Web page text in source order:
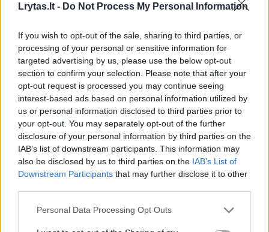
Lrytas.lt - Do Not Process My Personal Information
If you wish to opt-out of the sale, sharing to third parties, or
processing of your personal or sensitive information for
targeted advertising by us, please use the below opt-out
section to confirm your selection. Please note that after your
opt-out request is processed you may continue seeing
interest-based ads based on personal information utilized by
us or personal information disclosed to third parties prior to
your opt-out. You may separately opt-out of the further
disclosure of your personal information by third parties on the
IAB’s list of downstream participants. This information may
also be disclosed by us to third parties on the IAB’s List of
Downstream Participants that may further disclose it to other
Personal Data Processing Opt Outs
savo samdinį (15 metų paauglį), kuris net kelis
kartus įsilaužė į Hanso Kakies parduotuvę,
pasisavino ne tik cigaretes, šokoladą, bet ir
50 litų iš kasos. Kitą kartą „talentas“ sugebėjo
akies mirksniu iš konditerijos parduotuvės
kasos nugvelbti smulkius pinigus ir
saldumynus. Tokiu būdu jis sugebėjo
apšvarinti keturis kurorto prekybininkus“, –
rašė istorikė.
Vagystę 1936 m. sezono pabaigoje patyrė